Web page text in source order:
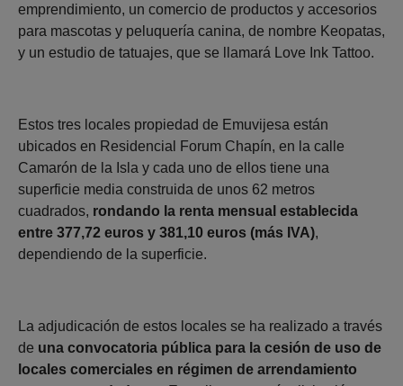
emprendimiento, un comercio de productos y accesorios
para mascotas y peluquería canina, de nombre Keopatas,
y un estudio de tatuajes, que se llamará Love Ink Tattoo.
Estos tres locales propiedad de Emuvijesa están
ubicados en Residencial Forum Chapín, en la calle
Camarón de la Isla y cada uno de ellos tiene una
superficie media construida de unos 62 metros
cuadrados, rondando la renta mensual establecida
entre 377,72 euros y 381,10 euros (más IVA),
dependiendo de la superficie.
La adjudicación de estos locales se ha realizado a través
de una convocatoria pública para la cesión de uso de
locales comerciales en régimen de arrendamiento